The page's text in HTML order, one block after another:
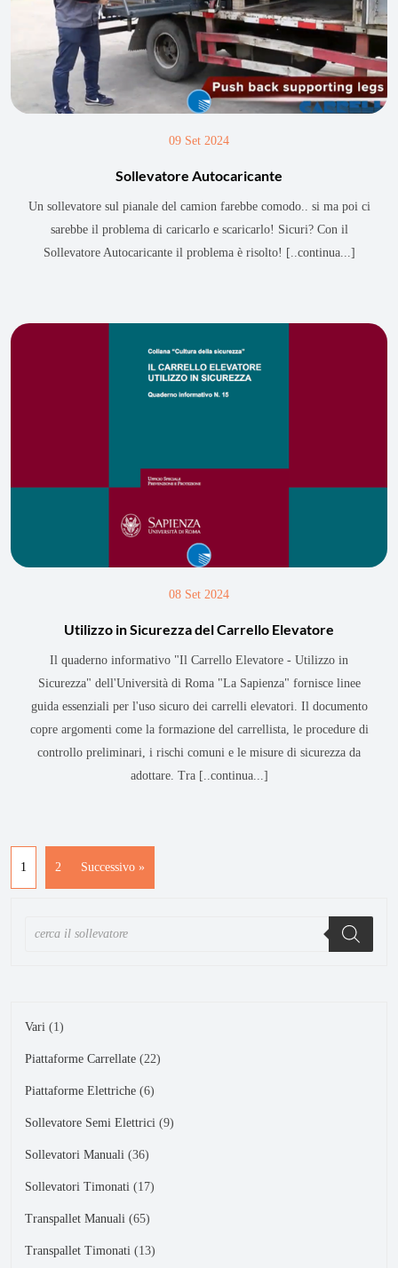
09 Set 2024
Sollevatore Autocaricante
Un sollevatore sul pianale del camion farebbe comodo.. si ma poi ci
sarebbe il problema di caricarlo e scaricarlo! Sicuri? Con il
Sollevatore Autocaricante il problema è risolto! [..continua...]
08 Set 2024
Utilizzo in Sicurezza del Carrello Elevatore
Il quaderno informativo "Il Carrello Elevatore - Utilizzo in
Sicurezza" dell'Università di Roma "La Sapienza" fornisce linee
guida essenziali per l'uso sicuro dei carrelli elevatori. Il documento
copre argomenti come la formazione del carrellista, le procedure di
controllo preliminari, i rischi comuni e le misure di sicurezza da
adottare. Tra [..continua...]
1 2 Successivo »
Vari 1
Piattaforme Carrellate 22
Piattaforme Elettriche 6
Sollevatore Semi Elettrici 9
Sollevatori Manuali 36
Sollevatori Timonati 17
Transpallet Manuali 65
Transpallet Timonati 13